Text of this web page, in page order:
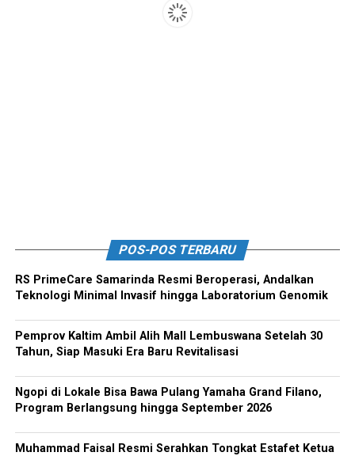
POS-POS TERBARU
RS PrimeCare Samarinda Resmi Beroperasi, Andalkan
Teknologi Minimal Invasif hingga Laboratorium Genomik
Pemprov Kaltim Ambil Alih Mall Lembuswana Setelah 30
Tahun, Siap Masuki Era Baru Revitalisasi
Ngopi di Lokale Bisa Bawa Pulang Yamaha Grand Filano,
Program Berlangsung hingga September 2026
Muhammad Faisal Resmi Serahkan Tongkat Estafet Ketua